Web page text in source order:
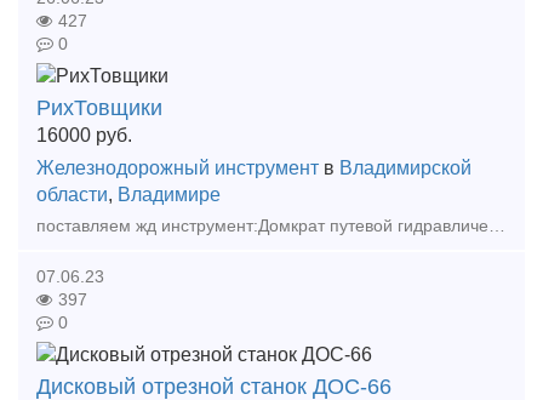
427
0
РихТовщики
16000 руб.
Железнодорожный инструмент в Владимирской
области, Владимире
07.06.23
397
0
Дисковый отрезной станок ДОС-66